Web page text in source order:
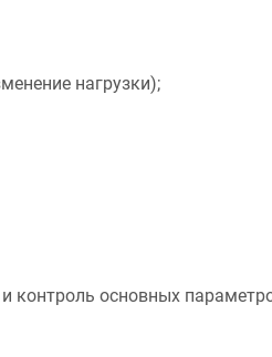
нагрузки);
контроль основных